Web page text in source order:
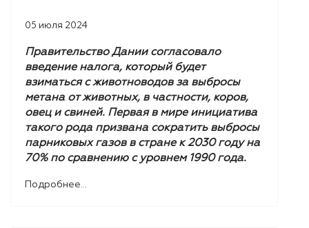
05 июля 2024
Правительство Дании согласовало
введение налога, который будет
взиматься с животноводов за выбросы
метана от животных, в частности, коров,
овец и свиней. Первая в мире инициатива
такого рода призвана сократить выбросы
парниковых газов в стране к 2030 году на
70% по сравнению с уровнем 1990 года.
Подробнее...